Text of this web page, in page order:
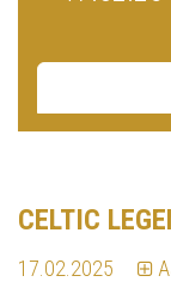
CELTIC
17.02.2025